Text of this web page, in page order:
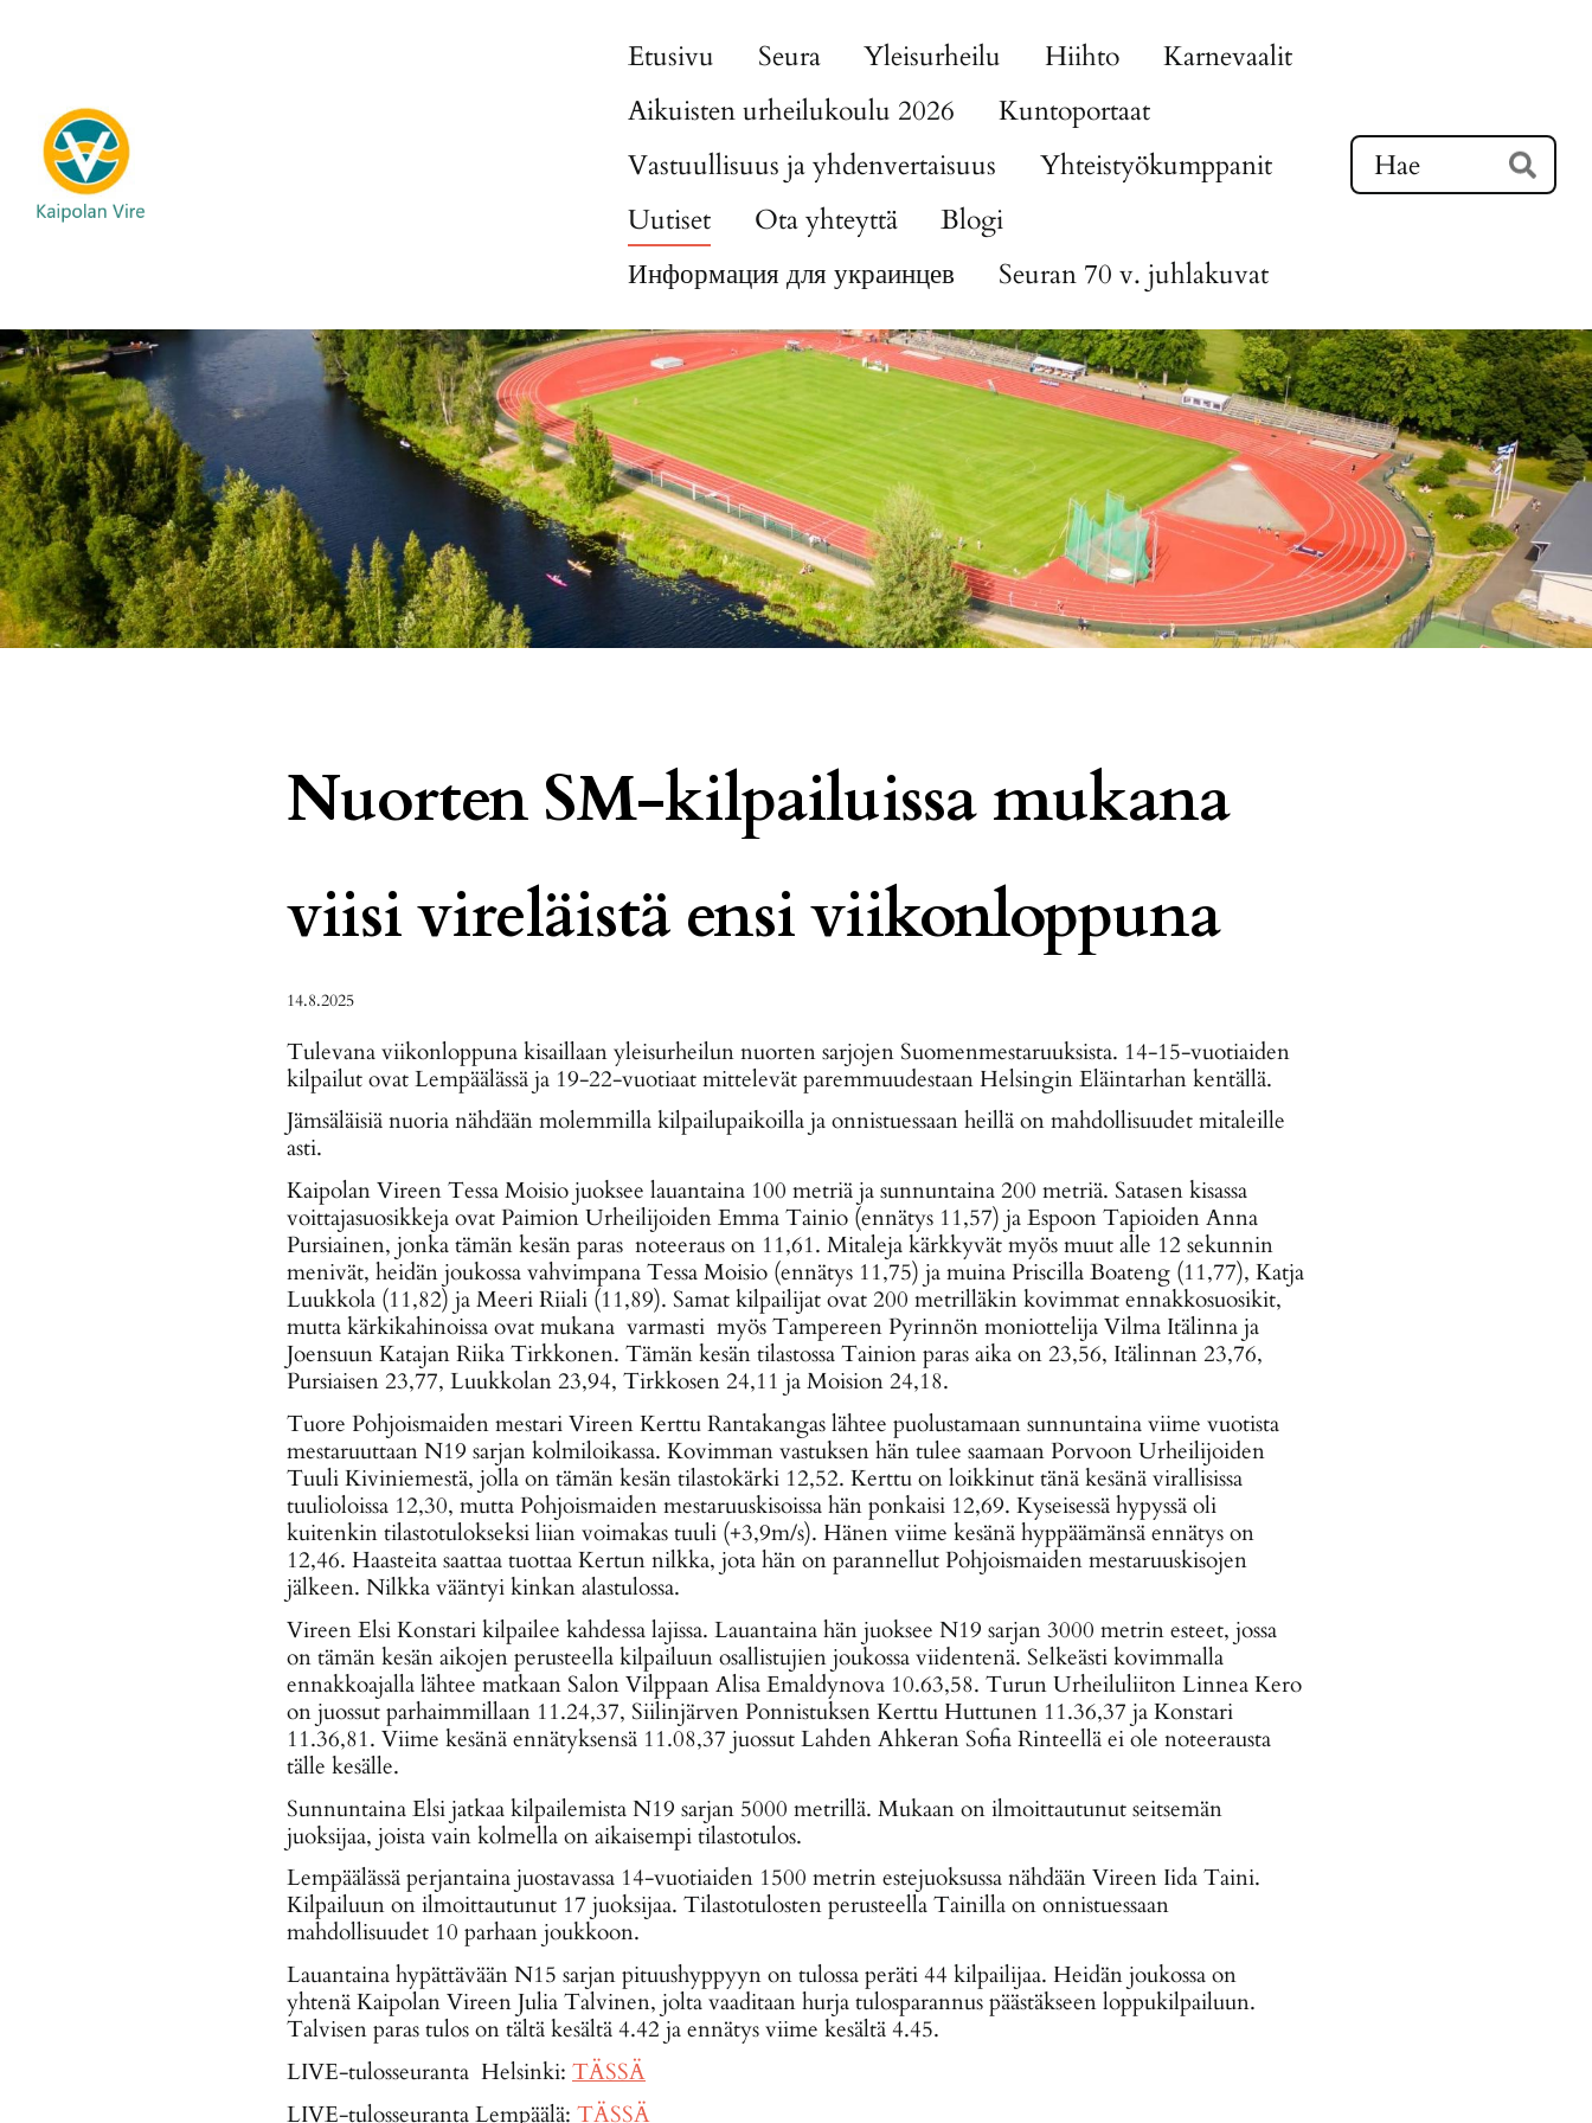
Kaipolan Vire
Etusivu Seura Yleisurheilu Hiihto
Karnevaalit
Aikuisten urheilukoulu 2026
Kuntoportaat
Vastuullisuus ja yhdenvertaisuus
Yhteistyökumppanit
Uutiset
Ota yhteyttä
Blogi
Информация для украинцев
Seuran 70 v. juhlakuvat
Hae
Nuorten SM-kilpailuissa mukana
viisi vireläistä ensi viikonloppuna
14.8.2025
Tulevana viikonloppuna kisaillaan yleisurheilun nuorten sarjojen Suomenmestaruuksista. 14-15-vuotiaiden
kilpailut ovat Lempäälässä ja 19-22-vuotiaat mittelevät paremmuudestaan Helsingin Eläintarhan kentällä.
Jämsäläisiä nuoria nähdään molemmilla kilpailupaikoilla ja onnistuessaan heillä on mahdollisuudet mitaleille
asti.
Kaipolan Vireen Tessa Moisio juoksee lauantaina 100 metriä ja sunnuntaina 200 metriä. Satasen kisassa
voittajasuosikkeja ovat Paimion Urheilijoiden Emma Tainio (ennätys 11,57) ja Espoon Tapioiden Anna
Pursiainen, jonka tämän kesän paras noteeraus on 11,61. Mitaleja kärkkyvät myös muut alle 12 sekunnin
menivät, heidän joukossa vahvimpana Tessa Moisio (ennätys 11,75) ja muina Priscilla Boateng (11,77), Katja
Luukkola (11,82) ja Meeri Riiali (11,89). Samat kilpailijat ovat 200 metrilläkin kovimmat ennakkosuosikit,
mutta kärkikahinoissa ovat mukana varmasti myös Tampereen Pyrinnön moniottelija Vilma Itälinna ja
Joensuun Katajan Riika Tirkkonen. Tämän kesän tilastossa Tainion paras aika on 23,56, Itälinnan 23,76,
Pursiaisen 23,77, Luukkolan 23,94, Tirkkosen 24,11 ja Moision 24,18.
Tuore Pohjoismaiden mestari Vireen Kerttu Rantakangas lähtee puolustamaan sunnuntaina viime vuotista
mestaruuttaan N19 sarjan kolmiloikassa. Kovimman vastuksen hän tulee saamaan Porvoon Urheilijoiden
Tuuli Kiviniemestä, jolla on tämän kesän tilastokärki 12,52. Kerttu on loikkinut tänä kesänä virallisissa
tuulioloissa 12,30, mutta Pohjoismaiden mestaruuskisoissa hän ponkaisi 12,69. Kyseisessä hypyssä oli
kuitenkin tilastotulokseksi liian voimakas tuuli (+3,9m/s). Hänen viime kesänä hyppäämänsä ennätys on
12,46. Haasteita saattaa tuottaa Kertun nilkka, jota hän on parannellut Pohjoismaiden mestaruuskisojen
jälkeen. Nilkka vääntyi kinkan alastulossa.
Vireen Elsi Konstari kilpailee kahdessa lajissa. Lauantaina hän juoksee N19 sarjan 3000 metrin esteet, jossa
on tämän kesän aikojen perusteella kilpailuun osallistujien joukossa viidentenä. Selkeästi kovimmalla
ennakkoajalla lähtee matkaan Salon Vilppaan Alisa Emaldynova 10.63,58. Turun Urheiluliiton Linnea Kero
on juossut parhaimmillaan 11.24,37, Siilinjärven Ponnistuksen Kerttu Huttunen 11.36,37 ja Konstari
11.36,81. Viime kesänä ennätyksensä 11.08,37 juossut Lahden Ahkeran Sofia Rinteellä ei ole noteerausta
tälle kesälle.
Sunnuntaina Elsi jatkaa kilpailemista N19 sarjan 5000 metrillä. Mukaan on ilmoittautunut seitsemän
juoksijaa, joista vain kolmella on aikaisempi tilastotulos.
Lempäälässä perjantaina juostavassa 14-vuotiaiden 1500 metrin estejuoksussa nähdään Vireen Iida Taini.
Kilpailuun on ilmoittautunut 17 juoksijaa. Tilastotulosten perusteella Tainilla on onnistuessaan
mahdollisuudet 10 parhaan joukkoon.
Lauantaina hypättävään N15 sarjan pituushyppyyn on tulossa peräti 44 kilpailijaa. Heidän joukossa on
yhtenä Kaipolan Vireen Julia Talvinen, jolta vaaditaan hurja tulosparannus päästäkseen loppukilpailuun.
Talvisen paras tulos on tältä kesältä 4.42 ja ennätys viime kesältä 4.45.
LIVE-tulosseuranta Helsinki: TÄSSÄ
LIVE-tulosseuranta Lempäälä: TÄSSÄ